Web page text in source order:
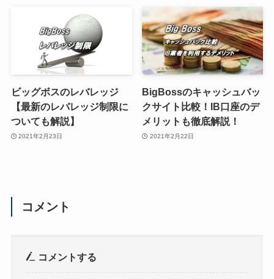
ビッグボスのレバレッジ
【最新のレバレッジ制限に
ついても解説】
2021年2月23日
BigBossのキャッシュバッ
クサイト比較！IB口座のデ
メリットも徹底解説！
2021年2月22日
コメント
コメントする